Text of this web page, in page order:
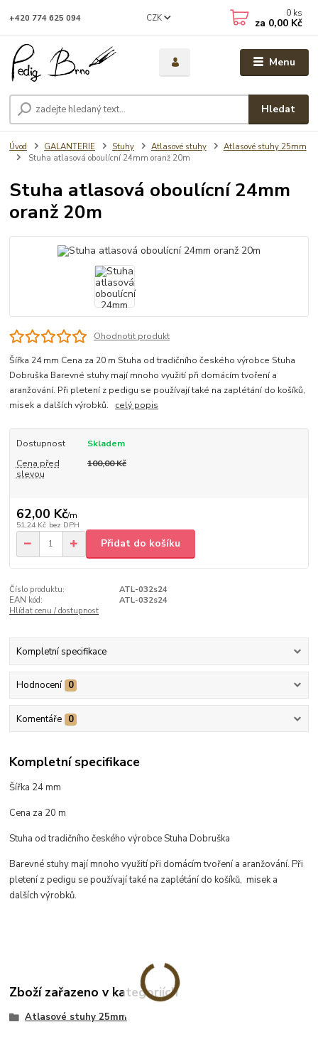
Menu
CZK
Hledat
+420 774 625 094 0 ks
za 0,00 Kč
Úvod GALANTERIE Stuhy Atlasové stuhy
Atlasové stuhy 25mm
Stuha atlasová oboulícní 24mm oranž 20m
Stuha atlasová oboulícní 24mm
oranž 20m
Ohodnotit produkt
Šířka 24 mm Cena za 20 m Stuha od tradičního českého výrobce Stuha
Dobruška Barevné stuhy mají mnoho využití při domácím tvoření a
aranžování. Při pletení z pedigu se používají také na zaplétání do košíků,
misek a dalších výrobků. celý popis
Dostupnost
Skladem
Cena před
slevou
100,00 Kč
62,00 Kč/m
51,24 Kč bez DPH
Přidat do košíku
Číslo produktu:
ATL-032s24
EAN kód:
ATL-032s24
Hlídat cenu / dostupnost
Kompletní specifikace
Hodnocení 0
Komentáře 0
Kompletní specifikace
Šířka 24 mm
Cena za 20 m
Stuha od tradičního českého výrobce Stuha Dobruška
Barevné stuhy mají mnoho využití při domácím tvoření a aranžování. Při
pletení z pedigu se používají také na zaplétání do košíků, misek a
dalších výrobků.
Zboží zařazeno v kategoriích
Atlasové stuhy 25mm